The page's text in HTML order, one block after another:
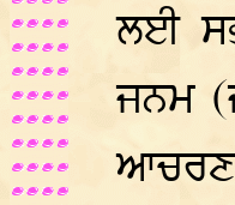
ਲਈ
ਜਨਮ
ਆਚਰਣ